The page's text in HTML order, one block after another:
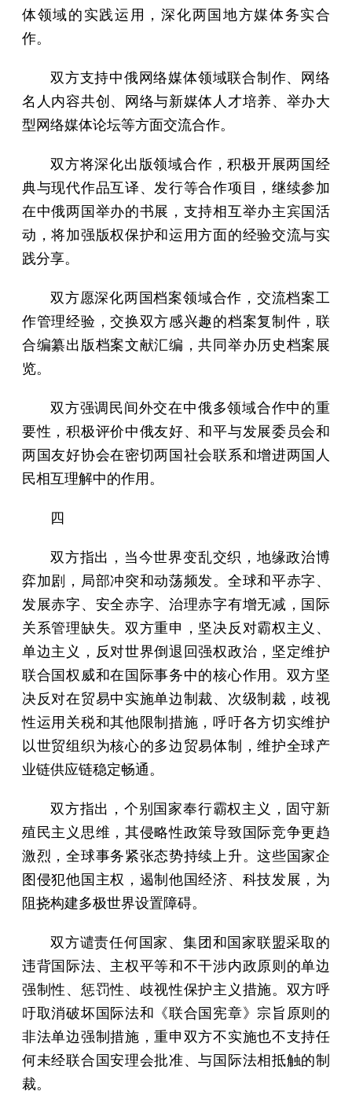
体领域的实践运用，深化两国地方媒体务实合
作。
双方支持中俄网络媒体领域联合制作、网络
名人内容共创、网络与新媒体人才培养、举办大
型网络媒体论坛等方面交流合作。
双方将深化出版领域合作，积极开展两国经
典与现代作品互译、发行等合作项目，继续参加
在中俄两国举办的书展，支持相互举办主宾国活
动，将加强版权保护和运用方面的经验交流与实
践分享。
双方愿深化两国档案领域合作，交流档案工
作管理经验，交换双方感兴趣的档案复制件，联
合编纂出版档案文献汇编，共同举办历史档案展
览。
双方强调民间外交在中俄多领域合作中的重
要性，积极评价中俄友好、和平与发展委员会和
两国友好协会在密切两国社会联系和增进两国人
民相互理解中的作用。
四
双方指出，当今世界变乱交织，地缘政治博
弈加剧，局部冲突和动荡频发。全球和平赤字、
发展赤字、安全赤字、治理赤字有增无减，国际
关系管理缺失。双方重申，坚决反对霸权主义、
单边主义，反对世界倒退回强权政治，坚定维护
联合国权威和在国际事务中的核心作用。双方坚
决反对在贸易中实施单边制裁、次级制裁，歧视
性运用关税和其他限制措施，呼吁各方切实维护
以世贸组织为核心的多边贸易体制，维护全球产
业链供应链稳定畅通。
双方指出，个别国家奉行霸权主义，固守新
殖民主义思维，其侵略性政策导致国际竞争更趋
激烈，全球事务紧张态势持续上升。这些国家企
图侵犯他国主权，遏制他国经济、科技发展，为
阻挠构建多极世界设置障碍。
双方谴责任何国家、集团和国家联盟采取的
违背国际法、主权平等和不干涉内政原则的单边
强制性、惩罚性、歧视性保护主义措施。双方呼
吁取消破坏国际法和《联合国宪章》宗旨原则的
非法单边强制措施，重申双方不实施也不支持任
何未经联合国安理会批准、与国际法相抵触的制
裁。